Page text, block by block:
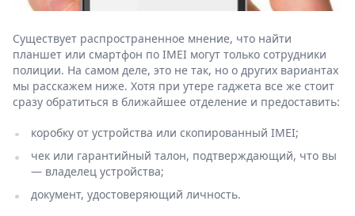
Существует распространенное мнение, что найти
планшет или смартфон по IMEI могут только сотрудники
полиции. На самом деле, это не так, но о других вариантах
мы расскажем ниже. Хотя при утере гаджета все же стоит
сразу обратиться в ближайшее отделение и предоставить:
коробку от устройства или скопированный IMEI;
чек или гарантийный талон, подтверждающий, что вы
— владелец устройства;
документ, удостоверяющий личность.